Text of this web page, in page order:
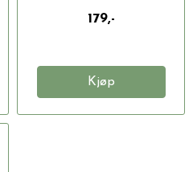
179,-
Kjøp